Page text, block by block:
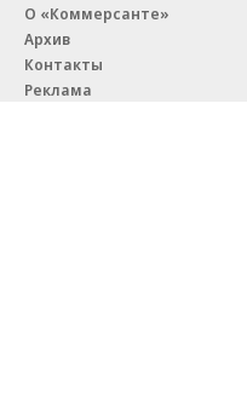
О «Коммерсанте»
Архив
Контакты
Реклама